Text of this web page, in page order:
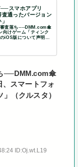
スマホアプリ
通ったバージョン
査落ち──DMM.com傘
向けゲーム「ティンク
iOS版について声明を
──DMM.com傘
スマートフォ
（クルスタ）
ID:Oj.wt.L19